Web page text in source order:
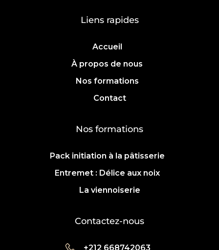
Liens rapides
Accueil
À propos de nous
Nos formations
Contact
Nos formations
Pack initiation à la pâtisserie
Entremet : Délice aux noix
La viennoiserie
Contactez-nous
+212 668742063